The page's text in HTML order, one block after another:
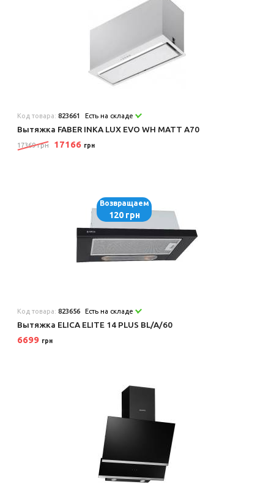
Код товара:823661 Есть на складе
Вытяжка FABER INKA LUX EVO WH MATT A70
17369 грн 17166 грн
Возвращаем
120 грн
Код товара:823656 Есть на складе
Вытяжка ELICA ELITE 14 PLUS BL/A/60
6699 грн